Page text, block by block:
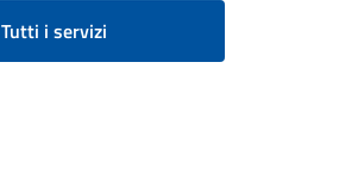
Tutti i servizi